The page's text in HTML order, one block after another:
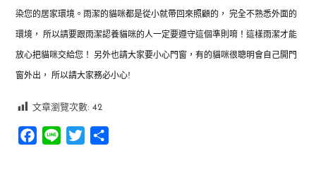
染您的居家環境。 雨潔的貓咪都是從小就帶回來照顧的， 完全不熟悉外面的
環境， 所以請要跟雨潔認養貓咪的人一定要遵守這個準則唷！ 這樣雨潔才能
放心把貓咪交給您！ 另外也請大家要小心門窗， 有的貓咪很聰明會自己開門
窗外出， 所以請大家務必小心!
文章瀏覽次數: 42
Facebook
Line Twitter